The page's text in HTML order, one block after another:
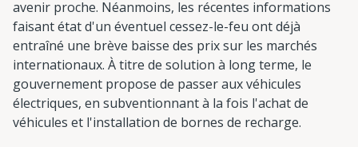
avenir proche. Néanmoins, les récentes informations
faisant état d'un éventuel cessez-le-feu ont déjà
entraîné une brève baisse des prix sur les marchés
internationaux. À titre de solution à long terme, le
gouvernement propose de passer aux véhicules
électriques, en subventionnant à la fois l'achat de
véhicules et l'installation de bornes de recharge.